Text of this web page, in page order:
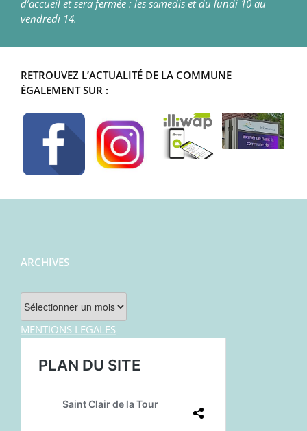
d’accueil et sera fermée : les samedis et du lundi 10 au
vendredi 14.
RETROUVEZ L’ACTUALITÉ DE LA COMMUNE
ÉGALEMENT SUR :
ARCHIVES
Archives
MENTIONS LEGALES